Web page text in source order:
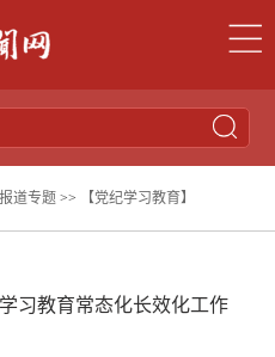
报道专题 >> 【党纪学习教育】
习教育常态化长效化工作